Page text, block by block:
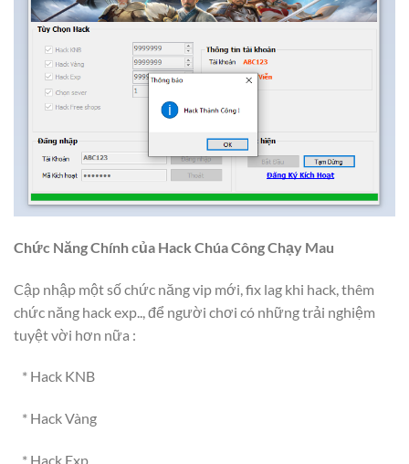
Chức Năng Chính của Hack Chúa Công Chạy Mau
Cập nhập một số chức năng vip mới, fix lag khi hack, thêm
chức năng hack exp.., để người chơi có những trải nghiệm
tuyệt vời hơn nữa :
* Hack KNB
* Hack Vàng
* Hack Exp